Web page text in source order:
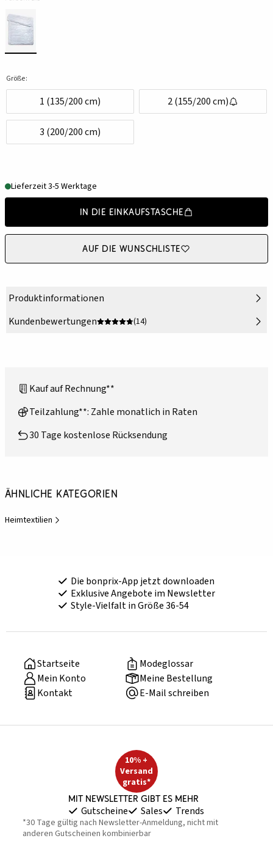
Größe:
1 (135/200 cm) 2 (155/200 cm)
3 (200/200 cm)
Lieferzeit 3-5 Werktage
In die Einkaufstasche
Auf die Wunschliste
Produktinformationen
Kundenbewertungen
(14)
Kauf auf Rechnung**
Teilzahlung**: Zahle monatlich in Raten
30 Tage kostenlose Rücksendung
Ähnliche Kategorien
Heimtextilien
Die bonprix-App jetzt downloaden
Exklusive Angebote im Newsletter
Style-Vielfalt in Größe 36-54
Startseite
Modeglossar
Mein Konto
Meine Bestellung
Kontakt
E-Mail schreiben
10% +
Versand
gratis*
Mit Newsletter gibt es mehr
Gutscheine Sales Trends
*30 Tage gültig nach Newsletter-Anmeldung, nicht mit
anderen Gutscheinen kombinierbar